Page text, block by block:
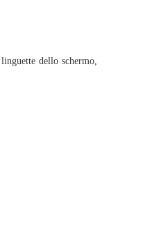
dello schermo,